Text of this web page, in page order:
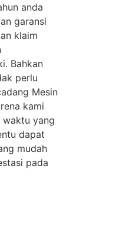
anda
garansi
klaim
Bahkan
perlu
Mesin
kami
waktu yang
dapat
mudah
pada